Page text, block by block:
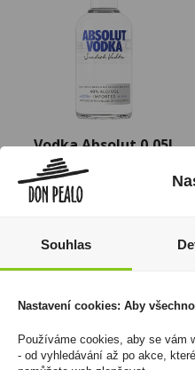
Vodka Absolut 0,05l
40% Mini
59 Kč
Souhlas
Nastavení cookies: Aby
Používáme cookies, aby se vám
- od vyhledávání až po akce,